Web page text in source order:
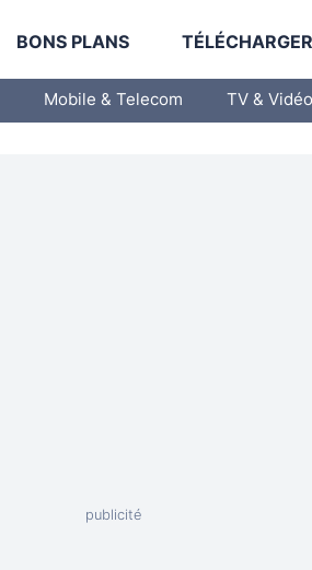
BONS PLANS
Mobile & Telecom TV & Vidéo